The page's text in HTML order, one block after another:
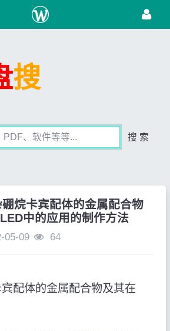
搜
搜 索
烷卡宾配体的金属配合物
中的应用的制作方法
05-09 64
配体的金属配合物及其在